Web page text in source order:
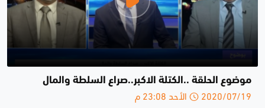
موضوع الحلقة ..الكتلة الاكبر..صراع السلطة والمال
2020/07/19 الأحد 23:08 م